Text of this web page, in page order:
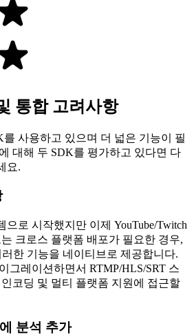
통합 고려사항
를 사용하고 있으며 더 넓은 기능이 필
대해 두 SDK를 평가하고 있다면 다
요.
으로 시작했지만 이제 YouTube/Twitch
크로스 플랫폼 배포가 필요한 경우,
러한 기능을 네이티브로 제공합니다.
그레이션하면서 RTMP/HLS/SRT 스
코딩 및 멀티 플랫폼 지원에 접근할
분석 추가